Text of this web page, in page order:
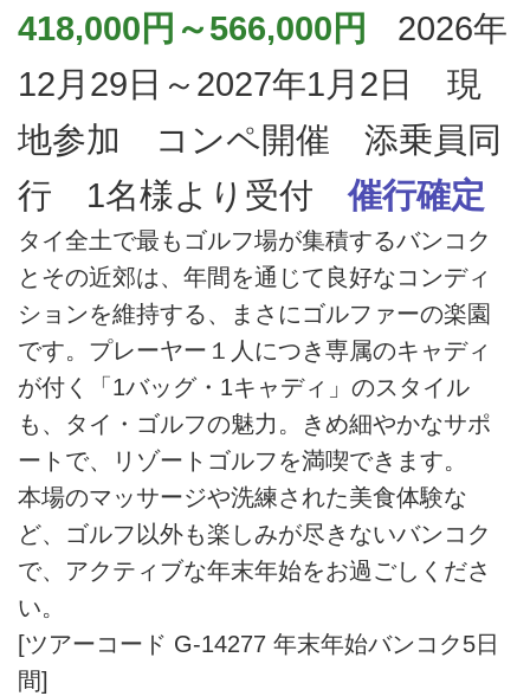
418,000円～566,000円
2026年
12月29日～2027年1月2日 現
地参加 コンペ開催 添乗員同
行 1名様より受付催行確定
タイ全土で最もゴルフ場が集積するバンコク
とその近郊は、年間を通じて良好なコンディ
ションを維持する、まさにゴルファーの楽園
です。プレーヤー１人につき専属のキャディ
が付く「1バッグ・1キャディ」のスタイル
も、タイ・ゴルフの魅力。きめ細やかなサポ
ートで、リゾートゴルフを満喫できます。
本場のマッサージや洗練された美食体験な
ど、ゴルフ以外も楽しみが尽きないバンコク
で、アクティブな年末年始をお過ごしくださ
い。
[ツアーコード G-14277 年末年始バンコク5日
間]